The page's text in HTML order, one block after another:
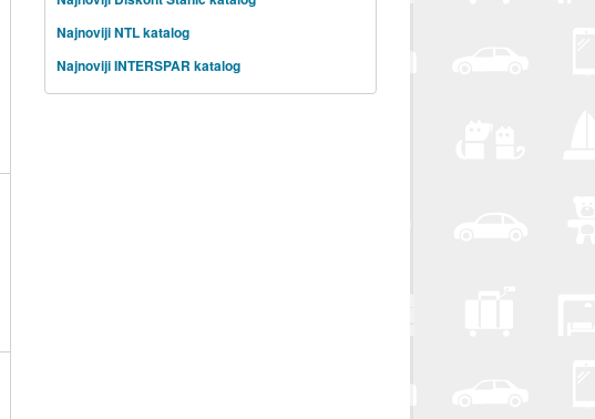
Najnoviji NTL katalog
Najnoviji INTERSPAR katalog